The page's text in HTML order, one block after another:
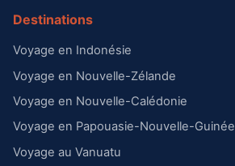
Destinations
Voyage en Indonésie
Voyage en Nouvelle-Zélande
Voyage en Nouvelle-Calédonie
Voyage en Papouasie-Nouvelle-Guinée
Voyage au Vanuatu